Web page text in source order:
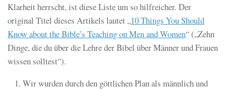
Klarheit herrscht, ist diese Liste um so hilfreicher. Der
original Titel dieses Artikels lautet „10 Things You Should
Know about the Bible’s Teaching on Men and Women“ („Zehn
Dinge, die du über die Lehre der Bibel über Männer und Frauen
wissen solltest“).
Wir wurden durch den göttlichen Plan als männlich und